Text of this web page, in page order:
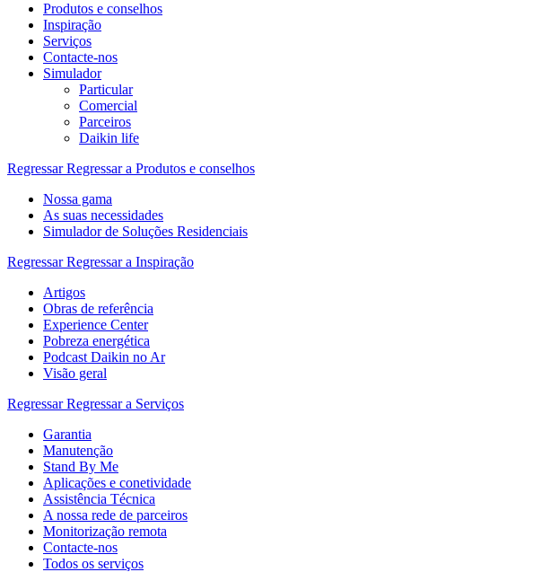
Produtos e conselhos
Inspiração
Serviços
Contacte-nos
Simulador
Particular
Comercial
Parceiros
Daikin life
Regressar Regressar a Produtos e conselhos
Nossa gama
As suas necessidades
Simulador de Soluções Residenciais
Regressar Regressar a Inspiração
Artigos
Obras de referência
Experience Center
Pobreza energética
Podcast Daikin no Ar
Visão geral
Regressar Regressar a Serviços
Garantia
Manutenção
Stand By Me
Aplicações e conetividade
Assistência Técnica
A nossa rede de parceiros
Monitorização remota
Contacte-nos
Todos os serviços